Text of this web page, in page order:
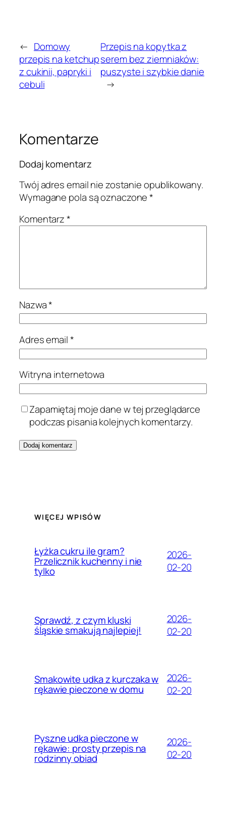
← Domowy
przepis na ketchup
z cukinii, papryki i
cebuli
Przepis na kopytka z
serem bez ziemniaków:
puszyste i szybkie danie
→
Komentarze
Dodaj komentarz
Twój adres email nie zostanie opublikowany.
Wymagane pola są oznaczone*
Komentarz*
Nazwa*
Adres email*
Witryna internetowa
Zapamiętaj moje dane w tej przeglądarce
podczas pisania kolejnych komentarzy.
WIĘCEJ WPISÓW
Łyżka cukru ile gram?
Przelicznik kuchenny i nie
tylko
2026-
02-20
Sprawdź, z czym kluski
śląskie smakują najlepiej!
2026-
02-20
Smakowite udka z kurczaka w
rękawie pieczone w domu
2026-
02-20
Pyszne udka pieczone w
rękawie: prosty przepis na
rodzinny obiad
2026-
02-20